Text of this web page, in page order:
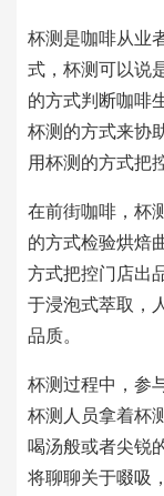
杯测是咖啡从业
式，杯测可以说
的方式判断咖啡
杯测的方式来协
用杯测的方式把
在前街咖啡，杯
的方式检验烘焙
方式把控门店出
于浸泡式萃取，
品质。
杯测过程中，参
杯测人员拿着杯
喝汤般或者尖锐
将聊聊关于啜吸